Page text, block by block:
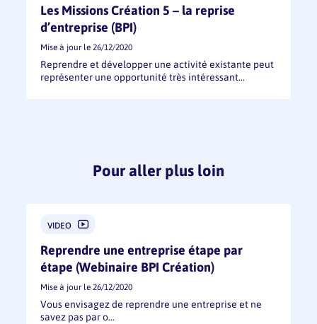
Les Missions Création 5 – la reprise
d’entreprise (BPI)
Mise à jour le 26/12/2020
Reprendre et développer une activité existante peut
représenter une opportunité très intéressant…
Pour aller plus loin
VIDEO
Reprendre une entreprise étape par
étape (Webinaire BPI Création)
Mise à jour le 26/12/2020
Vous envisagez de reprendre une entreprise et ne
savez pas par o…